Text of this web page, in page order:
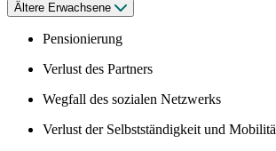
Ältere Erwachsene
Pensionierung
Verlust des Partners
Wegfall des sozialen Netzwerks
Verlust der Selbstständigkeit und